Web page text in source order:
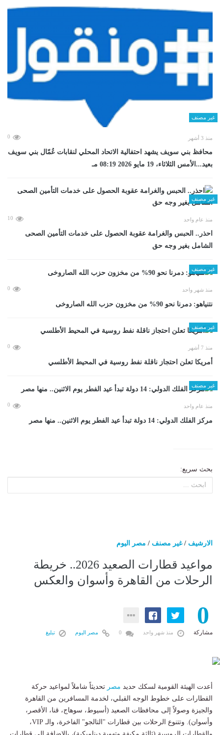
غير مصنف
منذ 3 أشهر 0
محافظ بني سويف يشهد احتفالية الاتحاد المحلي لنقابات عُمّال بني سويف
بعيد...الأمس الثلاثاء، 19 مايو 2026 08:19 مـ
غير مصنف
منذ عام واحد 10
احذر.. الحبس والغرامة عقوبة الحصول على خدمات التأمين الصحى
الشامل بغير وجه حق
غير مصنف
منذ شهر واحد 0
نتنياهو: دمرنا نحو 90% من مخزون حزب الله الصاروخى
غير مصنف
منذ 7 أشهر 0
أمريكا تعلن احتجاز ناقلة نفط روسية في المحيط الأطلسي
غير مصنف
منذ عام واحد 0
مركز الفلك الدولي: 14 دولة تبدأ عيد الفطر يوم الاثنين.. منها مصر
بحث سريع:
الارشيف /غير مصنف / مصر اليوم
مواعيد قطارات الصعيد 2026.. خريطة
الرحلات من القاهرة وأسوان والعكس
0
مشاركة منذ شهر واحد مصر اليوم تبليغ
أعدت الهيئة القومية لسكك حديد مصر تحديثاً شاملاً لمواعيد حركة
القطارات على خطوط الوجه القبلي، لخدمة المسافرين من القاهرة
والجيزة وصولاً إلى محافظات الصعيد (أسيوط، سوهاج، قنا، الأقصر،
وأسوان). وتتنوع الرحلات بين قطارات "التالجو" الفاخرة، والـ VIP،